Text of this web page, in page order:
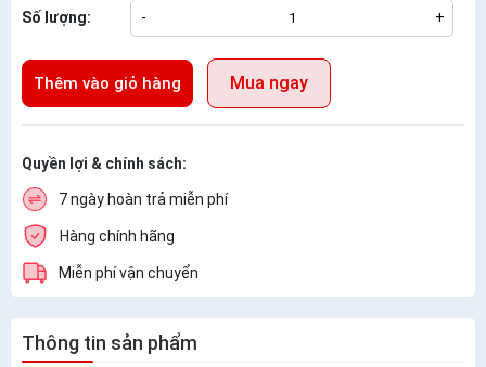
Số lượng: - +
Thêm vào giỏ hàng Mua ngay
Quyền lợi & chính sách:
7 ngày hoàn trả miễn phí
Hàng chính hãng
Miễn phí vận chuyển
Thông tin sản phẩm